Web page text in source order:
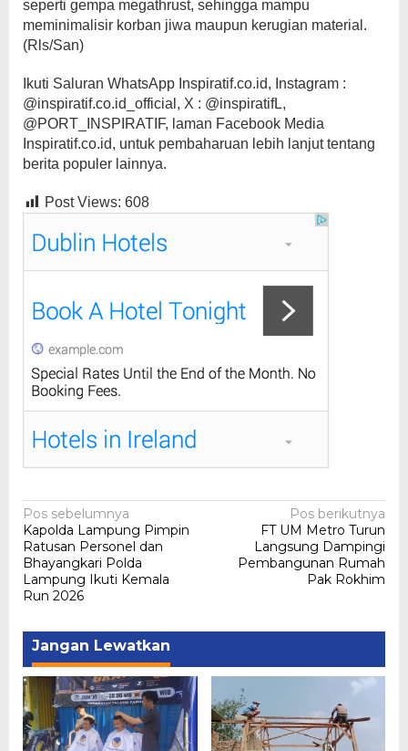
seperti gempa megathrust, sehingga mampu
meminimalisir korban jiwa maupun kerugian material.
(Rls/San)
Ikuti Saluran WhatsApp Inspiratif.co.id, Instagram :
@inspiratif.co.id_official, X : @inspiratifL,
@PORT_INSPIRATIF, laman Facebook Media
Inspiratif.co.id, untuk pembaharuan lebih lanjut tentang
berita populer lainnya.
Post Views: 608
Navigasi
pos
Pos sebelumnya
Kapolda Lampung Pimpin
Ratusan Personel dan
Bhayangkari Polda
Lampung Ikuti Kemala
Run 2026
Pos berikutnya
FT UM Metro Turun
Langsung Dampingi
Pembangunan Rumah
Pak Rokhim
Jangan Lewatkan